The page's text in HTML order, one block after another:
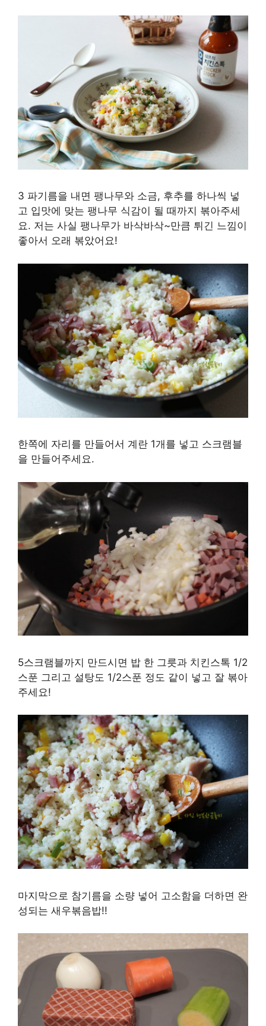
3 파기름을 내면 팽나무와 소금, 후추를 하나씩 넣
고 입맛에 맞는 팽나무 식감이 될 때까지 볶아주세
요. 저는 사실 팽나무가 바삭바삭~만큼 튀긴 느낌이
좋아서 오래 볶았어요!
한쪽에 자리를 만들어서 계란 1개를 넣고 스크램블
을 만들어주세요.
5스크램블까지 만드시면 밥 한 그릇과 치킨스톡 1/2
스푼 그리고 설탕도 1/2스푼 정도 같이 넣고 잘 볶아
주세요!
마지막으로 참기름을 소량 넣어 고소함을 더하면 완
성되는 새우볶음밥!!